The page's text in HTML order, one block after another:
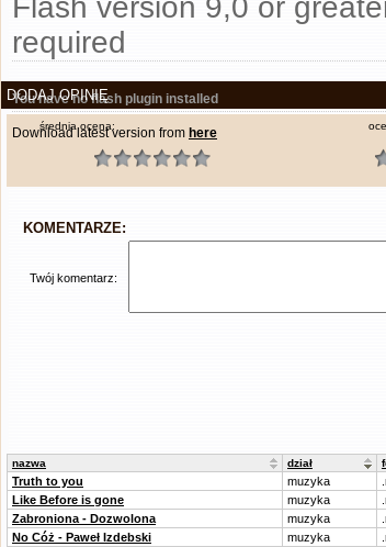
Flash version 9,0 or
required
You have no flash plugin installed
Download latest version from here
DODAJ OPINIĘ
średnia ocena:
KOMENTARZE:
Twój komentarz:
nazwa dział
Truth to you muzyka
Like Before is gone
muzyka
Zabroniona - Dozwolona
muzyka
No Cóż - Paweł Izdebski
muzyka